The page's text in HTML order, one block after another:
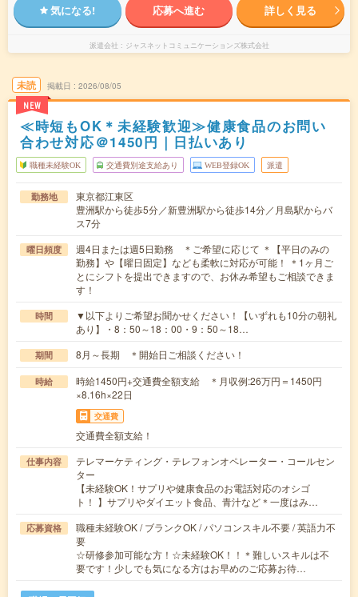
気になる! 応募へ進む 詳しく見る
派遣会社 ジャスネットコミュニケーションズ株式会社
未読
NEW
掲載日 2026/08/05
≪時短もOK＊未経験歓迎≫健康食品のお問い
合わせ対応＠1450円｜日払いあり
職種未経験OK 交通費別途支給あり WEB登録OK 派遣
勤務地
東京都江東区
豊洲駅から徒歩5分／新豊洲駅から徒歩14分／月島駅からバ
ス7分
曜日頻度
週4日または週5日勤務 ＊ご希望に応じて ＊【平日のみの
勤務】や【曜日固定】なども柔軟に対応が可能！ ＊1ヶ月ご
とにシフトを提出できますので、お休み希望もご相談できま
す！
時間
▼以下よりご希望お聞かせください！【いずれも10分の朝礼
あり】・8：50～18：00・9：50～18…
期間 8月～長期 ＊開始日ご相談ください！
時給
時給1450円+交通費全額支給 ＊月収例:26万円＝1450円
×8.16h×22日
交通費
交通費全額支給！
仕事内容
テレマーケティング・テレフォンオペレーター・コールセン
ター
【未経験OK！サプリや健康食品のお電話対応のオシゴ
ト！ 】サプリやダイエット食品、青汁など＊一度はみ…
応募資格
職種未経験OK / ブランクOK / パソコンスキル不要 / 英語力不
要
☆研修参加可能な方！☆未経験OK！！＊難しいスキルは不
要です！少しでも気になる方はお早めのご応募お待…